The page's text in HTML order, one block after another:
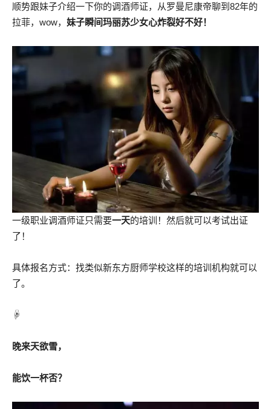
顺势跟妹子介绍一下你的调酒师证，从罗曼尼康帝聊到82年的
拉菲，wow， 妹子瞬间玛丽苏少女心炸裂好不好！
一级职业调酒师证只需要一天的培训！然后就可以考试出证
了！
具体报名方式：找类似新东方厨师学校这样的培训机构就可以
了。
☟
晚来天欲雪，
能饮一杯否？